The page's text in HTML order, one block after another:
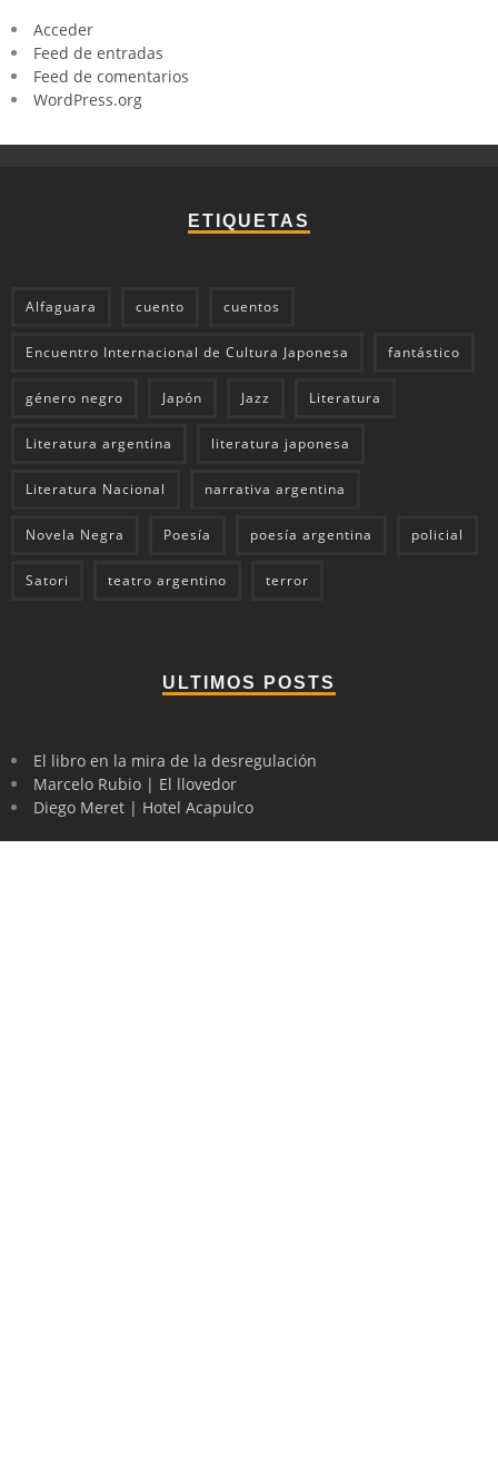
Acceder
Feed de entradas
Feed de comentarios
WordPress.org
ETIQUETAS
Alfaguara cuento cuentos
Encuentro Internacional de Cultura Japonesa fantástico
género negro Japón Jazz Literatura
Literatura argentina literatura japonesa
Literatura Nacional narrativa argentina
Novela Negra Poesía poesía argentina policial
Satori teatro argentino terror
ULTIMOS POSTS
El libro en la mira de la desregulación
Marcelo Rubio | El llovedor
Diego Meret | Hotel Acapulco